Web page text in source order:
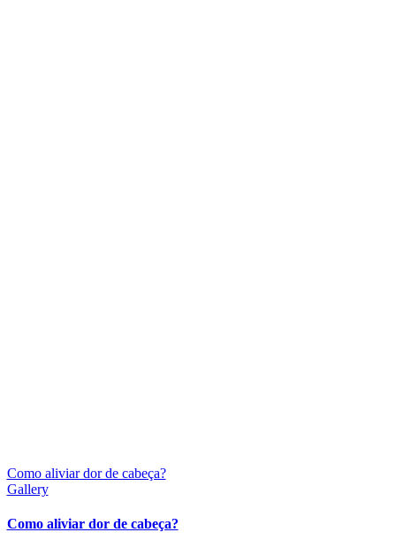
Como aliviar dor de cabeça?
Gallery
Como aliviar dor de cabeça?